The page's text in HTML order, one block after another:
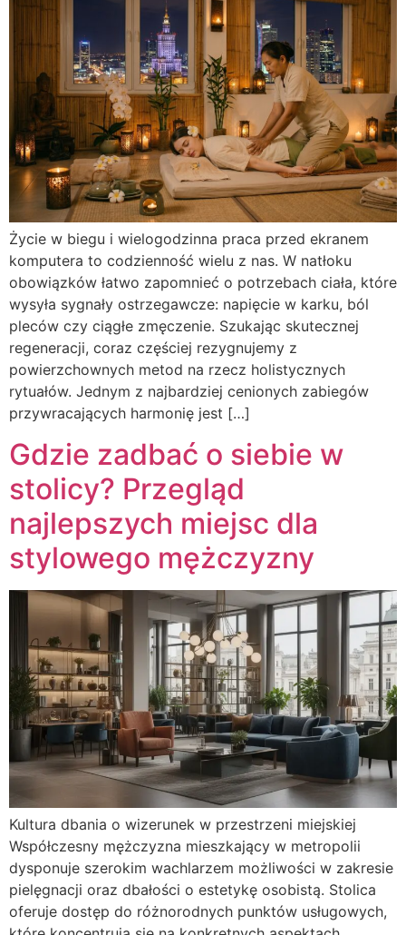
Życie w biegu i wielogodzinna praca przed ekranem
komputera to codzienność wielu z nas. W natłoku
obowiązków łatwo zapomnieć o potrzebach ciała, które
wysyła sygnały ostrzegawcze: napięcie w karku, ból
pleców czy ciągłe zmęczenie. Szukając skutecznej
regeneracji, coraz częściej rezygnujemy z
powierzchownych metod na rzecz holistycznych
rytuałów. Jednym z najbardziej cenionych zabiegów
przywracających harmonię jest […]
Gdzie zadbać o siebie w
stolicy? Przegląd
najlepszych miejsc dla
stylowego mężczyzny
Kultura dbania o wizerunek w przestrzeni miejskiej
Współczesny mężczyzna mieszkający w metropolii
dysponuje szerokim wachlarzem możliwości w zakresie
pielęgnacji oraz dbałości o estetykę osobistą. Stolica
oferuje dostęp do różnorodnych punktów usługowych,